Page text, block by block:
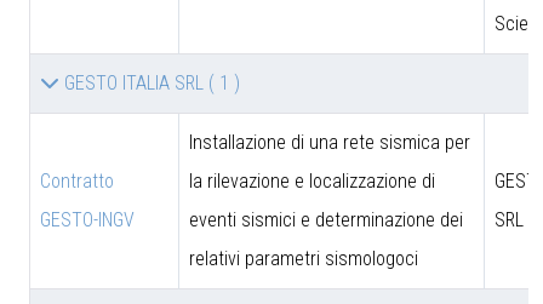
GESTO ITALIA SRL ( 1 )
Contratto
GESTO-INGV
Installazione di una rete sismica per
la rilevazione e localizzazione di
eventi sismici e determinazione dei
relativi parametri sismologoci
SRL